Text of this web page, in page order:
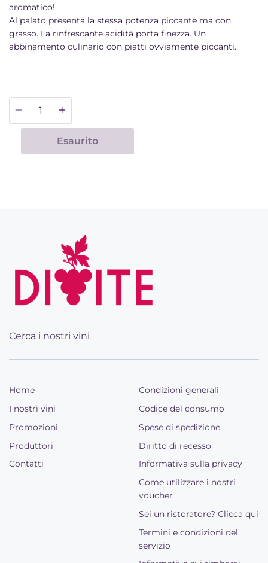
aromatico!
Al palato presenta la stessa potenza piccante ma con
grasso. La rinfrescante acidità porta finezza. Un
abbinamento culinario con piatti ovviamente piccanti.
Quantità
Esaurito
Cerca i nostri vini
Home
I nostri vini
Promozioni
Produttori
Contatti
Condizioni generali
Codice del consumo
Spese di spedizione
Diritto di recesso
Informativa sulla privacy
Come utilizzare i nostri
voucher
Sei un ristoratore? Clicca qui
Termini e condizioni del
servizio